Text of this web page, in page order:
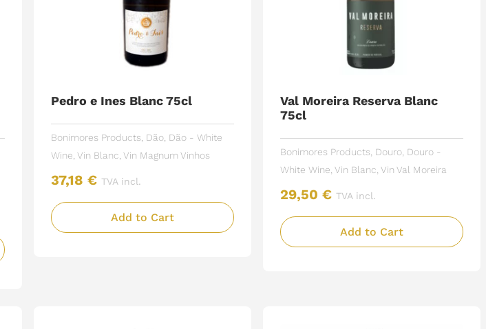
Pedro e Ines Blanc 75cl
Bonimores Products Dão Dão - White
Wine Vin Blanc Vin Magnum Vinhos
37,18 € TVA incl.
Add to Cart
Val Moreira Reserva Blanc
75cl
Bonimores Products Douro, Douro -
White Wine Vin Blanc Vin Val Moreira
29,50 € TVA incl.
Add to Cart